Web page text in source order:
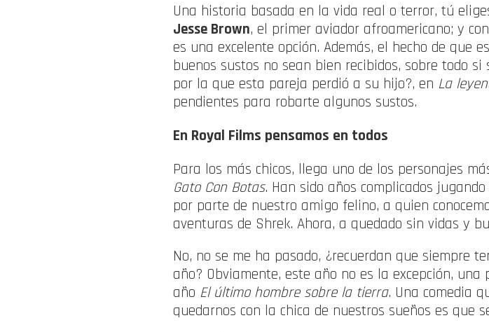
Una historia basada en la vida real o terror, tú
Jesse Brown, el primer aviador afroamericano; y
es una excelente opción. Además, el hecho de que
buenos sustos no sean bien recibidos, sobre todo
por la que esta pareja perdió a su hijo?, en La
pendientes para robarte algunos sustos.
En Royal Films pensamos en todos
Para los más chicos, llega uno de los personajes
Gato Con Botas. Han sido años complicados
por parte de nuestro amigo felino, a quien
aventuras de Shrek. Ahora, a quedado sin vidas y
No, no se me ha pasado, ¿recuerdan que siempre
año? Obviamente, este año no es la excepción, una
año El último hombre sobre la tierra. Una comedia
quedarnos con la chica de nuestros sueños es que